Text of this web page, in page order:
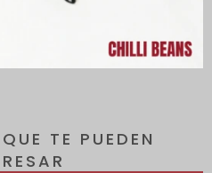
patillas con el logotipo de Chilli
TE PUEDEN